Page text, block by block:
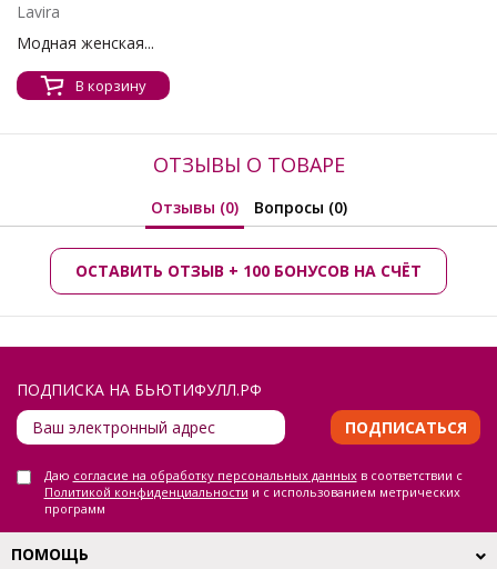
Lavira
Модная женская...
В корзину
ОТЗЫВЫ О ТОВАРЕ
Отзывы (0) Вопросы (0)
ОСТАВИТЬ ОТЗЫВ + 100 БОНУСОВ НА СЧЁТ
ПОДПИСКА НА БЬЮТИФУЛЛ.РФ
ПОДПИСАТЬСЯ
Даю согласие на обработку персональных данныхв соответствии с
Политикой конфиденциальности и с использованием метрических
программ
ПОМОЩЬ